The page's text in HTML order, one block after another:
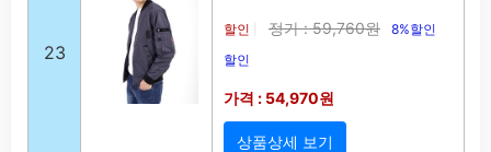
23
할인 정가 : 59,760원
8%할인
할인
가격 : 54,970원
상품상세 보기